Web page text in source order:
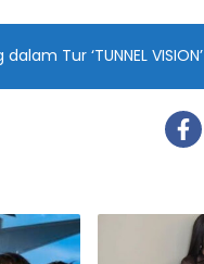
Tur ‘TUNNEL VISION’